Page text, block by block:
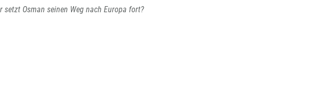
Osman seinen Weg nach Europa fort?